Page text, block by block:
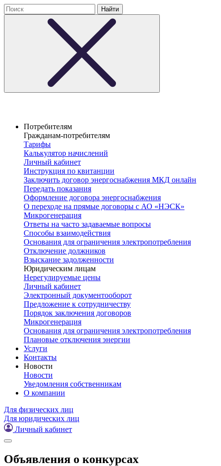
Потребителям
Гражданам-потребителям
Тарифы
Калькулятор начислений
Личный кабинет
Инструкция по квитанции
Заключить договор энергоснабжения МКД онлайн
Передать показания
Оформление договора энергоснабжения
О переходе на прямые договоры с АО «НЭСК»
Микрогенерация
Ответы на часто задаваемые вопросы
Способы взаимодействия
Основания для ограничения электропотребления
Отключение должников
Взыскание задолженности
Юридическим лицам
Нерегулируемые цены
Личный кабинет
Электронный документооборот
Предложение к сотрудничеству
Порядок заключения договоров
Микрогенерация
Основания для ограничения электропотребления
Плановые отключения энергии
Услуги
Контакты
Новости
Новости
Уведомления собственникам
О компании
Для физических лиц
Для юридических лиц
Личный кабинет
Объявления о конкурсах